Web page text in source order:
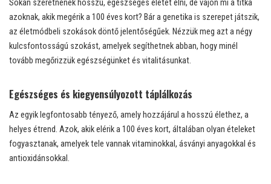
Sokan szeretnének hosszú, egészséges életet élni, de vajon mi a titka
azoknak, akik megérik a 100 éves kort? Bár a genetika is szerepet játszik,
az életmódbeli szokások döntő jelentőségűek. Nézzük meg azt a négy
kulcsfontosságú szokást, amelyek segíthetnek abban, hogy minél
tovább megőrizzük egészségünket és vitalitásunkat.
Egészséges és kiegyensúlyozott táplálkozás
Az egyik legfontosabb tényező, amely hozzájárul a hosszú élethez, a
helyes étrend. Azok, akik elérik a 100 éves kort, általában olyan ételeket
fogyasztanak, amelyek tele vannak vitaminokkal, ásványi anyagokkal és
antioxidánsokkal.